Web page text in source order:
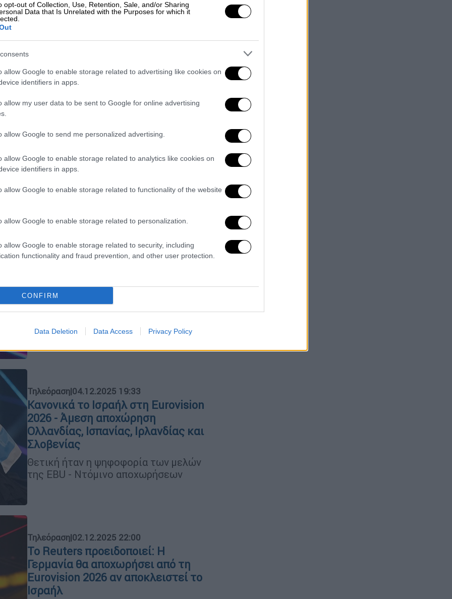
opt-out of Collection, Use, Retention, Sale, and/or Sharing
Data that Is Unrelated with the Purposes for which it
allow Google to enable storage related to advertising like cookies on
identifiers in apps.
allow my user data to be sent to Google for online advertising
allow Google to send me personalized advertising.
allow Google to enable storage related to analytics like cookies on
identifiers in apps.
allow Google to enable storage related to functionality of the website
allow Google to enable storage related to personalization.
allow Google to enable storage related to security, including
functionality and fraud prevention, and other user protection.
CONFIRM
Data Deletion Data Access Privacy Policy
Αποχωρήσεις χωρών και επιστροφές
Τηλεόραση| 09.12.2025 10:38
την παραμονή του Ισραήλ στο
Τα απρόσμενα ναι και τα όχι που δεν
αποχώρησαν
Eurovision 2026: Το Ισραήλ, οι
Μετά τη χθεσινή έντονη και ιστορική
μέρα για τον διαγωνισμό, πολλοί είναι
διαγωνισμός φτάνει στη «δύση» του
Τηλεόραση|04.12.2025 19:33
Κανονικά το Ισραήλ στη Eurovision
2026 - Άμεση αποχώρηση
Ολλανδίας, Ισπανίας, Ιρλανδίας και
Σλοβενίας
Θετική ήταν η ψηφοφορία των μελών
της EBU - Ντόμινο αποχωρήσεων
Τηλεόραση|02.12.2025 22:00
Το Reuters προειδοποιεί: Η
Γερμανία θα αποχωρήσει από τη
Eurovision 2026 αν αποκλειστεί το
Ισραήλ